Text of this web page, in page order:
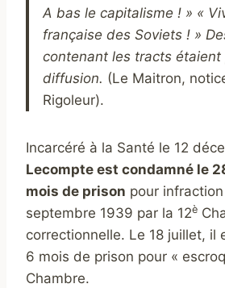
A bas le capitalisme ! » «
française des Soviets ! »
contenant les tracts étaient
diffusion. (Le Maitron,
Rigoleur).
Incarcéré à la Santé le 12
Lecompte est condamné le
mois de prison pour
septembre 1939 par la 12è
correctionnelle. Le 18 juillet, il
6 mois de prison pour «
Chambre.